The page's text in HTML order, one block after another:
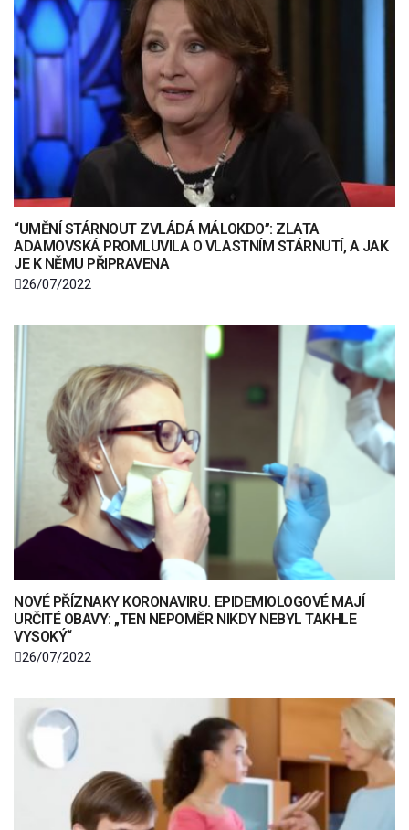
“UMĚNÍ STÁRNOUT ZVLÁDÁ MÁLOKDO”: ZLATA
ADAMOVSKÁ PROMLUVILA O VLASTNÍM STÁRNUTÍ, A JAK
JE K NĚMU PŘIPRAVENA
26/07/2022
NOVÉ PŘÍZNAKY KORONAVIRU. EPIDEMIOLOGOVÉ MAJÍ
URČITÉ OBAVY: „TEN NEPOMĚR NIKDY NEBYL TAKHLE
VYSOKÝ“
26/07/2022